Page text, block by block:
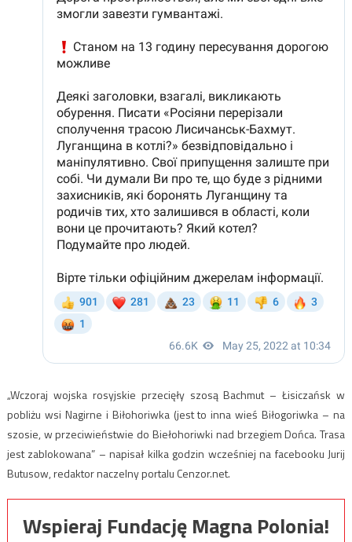
„Wczoraj wojska rosyjskie przecięły szosą Bachmut – Łisiczańsk w
pobliżu wsi Nagirne i Biłohoriwka (jest to inna wieś Biłogoriwka – na
szosie, w przeciwieństwie do Biełohoriwki nad brzegiem Dońca. Trasa
jest zablokowana” – napisał kilka godzin wcześniej na facebooku Jurij
Butusow, redaktor naczelny portalu Cenzor.net.
Wspieraj Fundację Magna Polonia!